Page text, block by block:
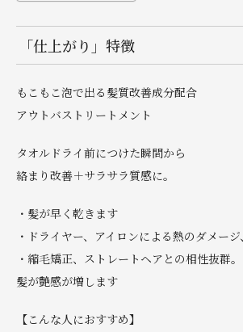
「仕上がり」特徴
もこもこ泡で出る髪質改善成分配合
アウトバストリートメント
タオルドライ前につけた瞬間から
絡まり改善＋サラサラ質感に。
・髪が早く乾きます
・ドライヤー、アイロンによる熱のダメー
・縮毛矯正、ストレートヘアとの相性抜群。
髪が艶感が増します
【こんな人におすすめ】